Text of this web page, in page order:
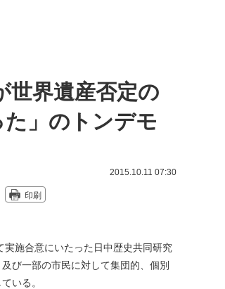
世界遺産否定の
」のトンデモ
2015.10.11 07:30
印刷
実施合意にいたった日中歴史共同研究
び一部の市民に対して集団的、個別
いる。